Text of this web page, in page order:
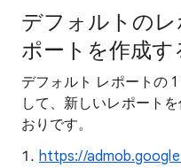
デフォルトの
ポートを作成す
デフォルト レポートの
して、新しいレポート
おりです。
https://